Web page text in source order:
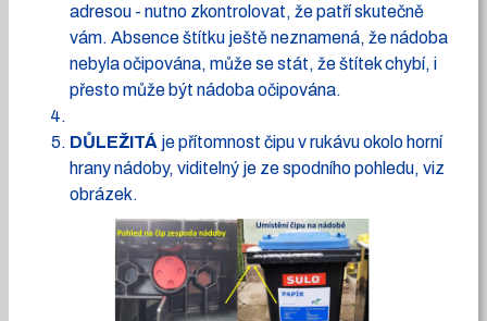
adresou - nutno zkontrolovat, že patří skutečně
vám. Absence štítku ještě neznamená, že nádoba
nebyla očipována, může se stát, že štítek chybí, i
přesto může být nádoba očipována.
DŮLEŽITÁ je přítomnost čipu v rukávu okolo horní
hrany nádoby, viditelný je ze spodního pohledu, viz
obrázek.